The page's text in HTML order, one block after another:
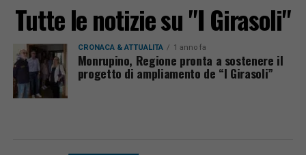
Tutte le notizie su "I Girasoli"
CRONACA & ATTUALITÀ 1 anno fa
Monrupino, Regione pronta a sostenere il
progetto di ampliamento de “I Girasoli”